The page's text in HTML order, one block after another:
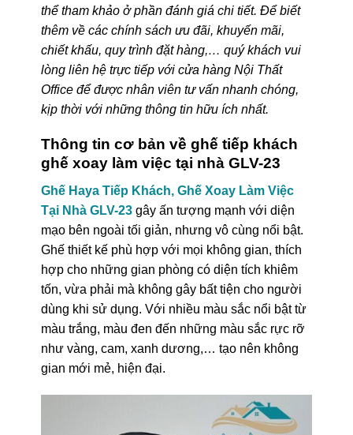
thể tham khảo ở phần đánh giá chi tiết. Để biết
thêm về các chính sách ưu đãi, khuyến mãi,
chiết khấu, quy trình đặt hàng,… quý khách vui
lòng liên hệ trực tiếp với cửa hàng Nội Thất
Office để được nhân viên tư vấn nhanh chóng,
kịp thời với những thông tin hữu ích nhất.
Thông tin cơ bản về ghế tiếp khách
ghế xoay làm việc tại nhà GLV-23
Ghế Haya Tiếp Khách, Ghế Xoay Làm Việc
Tại Nhà GLV-23gây ấn tượng mạnh với diện
mạo bên ngoài tối giản, nhưng vô cùng nổi bật.
Ghế thiết kế phù hợp với mọi không gian, thích
hợp cho những gian phòng có diện tích khiêm
tốn, vừa phải mà không gây bất tiện cho người
dùng khi sử dụng. Với nhiều màu sắc nổi bật từ
màu trắng, màu đen đến những màu sắc rực rỡ
như vàng, cam, xanh dương,… tạo nên không
gian mới mẻ, hiện đại.